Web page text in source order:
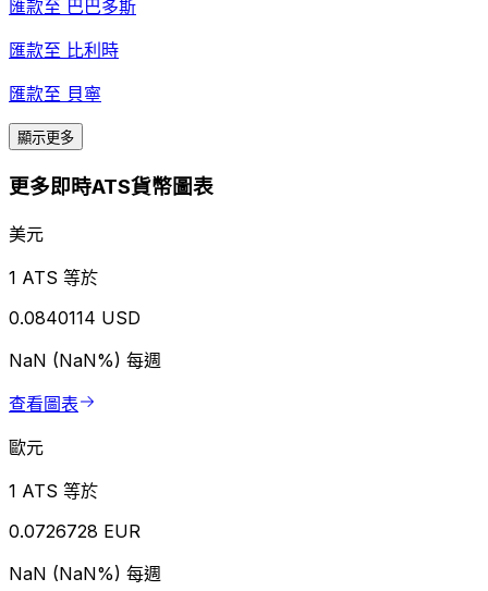
匯款至 巴巴多斯
匯款至 比利時
匯款至 貝寧
顯示更多
更多即時ATS貨幣圖表
美元
1 ATS 等於
0.0840114 USD
NaN (NaN%) 每週
查看圖表
歐元
1 ATS 等於
0.0726728 EUR
NaN (NaN%) 每週